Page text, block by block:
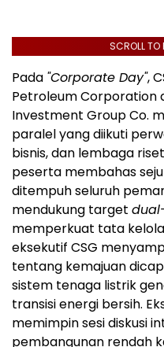
SCROLL TO
Pada "Corporate Day",
Petroleum Corporation
Investment Group Co.
paralel yang diikuti
bisnis, dan lembaga
peserta membahas
ditempuh seluruh
mendukung target
memperkuat tata
eksekutif CSG
tentang kemajuan
sistem tenaga listrik
transisi energi bersih.
memimpin sesi diskusi
pembangunan rendah